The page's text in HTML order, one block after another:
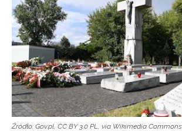
Źródło: Gov.pl, CC BY 3.0 PL, via Wikimedia Commons